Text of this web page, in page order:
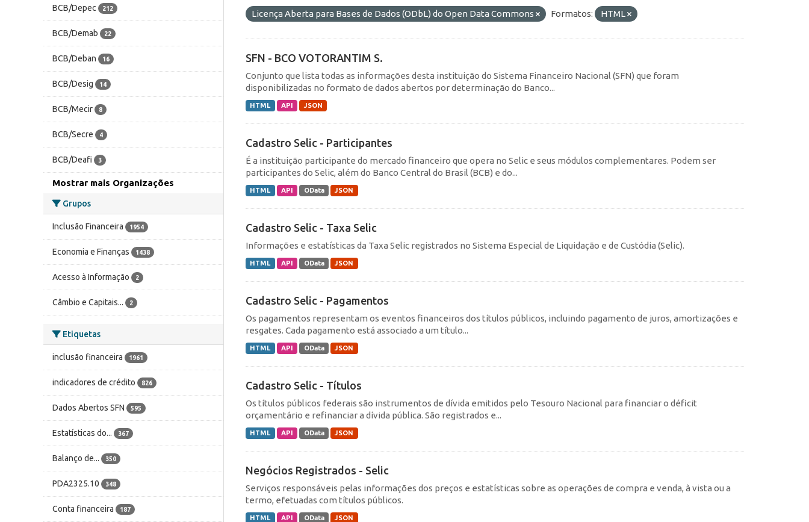
BCB/Depec 212
BCB/Demab 22
BCB/Deban 16
BCB/Desig 14
BCB/Mecir 8
BCB/Secre 4
BCB/Deafi 3
Mostrar mais Organizações
Grupos
Inclusão Financeira 1954
Economia e Finanças 1438
Acesso à Informação 2
Câmbio e Capitais... 2
Etiquetas
inclusão financeira 1961
indicadores de crédito 826
Dados Abertos SFN 595
Estatísticas do... 367
Balanço de... 350
PDA2325.10 348
Conta financeira 187
Licença Aberta para Bases de Dados (ODbL) do Open Data Commons
Formatos: HTML
SFN - BCO VOTORANTIM S.
Conjunto que lista todas as informações desta instituição do Sistema Financeiro Nacional (SFN) que foram
disponibilizadas no formato de dados abertos por determinação do Banco...
HTML API JSON
Cadastro Selic - Participantes
É a instituição participante do mercado financeiro que opera no Selic e seus módulos complementares. Podem ser
participantes do Selic, além do Banco Central do Brasil (BCB) e do...
HTML API OData JSON
Cadastro Selic - Taxa Selic
Informações e estatísticas da Taxa Selic registrados no Sistema Especial de Liquidação e de Custódia (Selic).
HTML API OData JSON
Cadastro Selic - Pagamentos
Os pagamentos representam os eventos financeiros dos títulos públicos, incluindo pagamento de juros, amortizações e
resgates. Cada pagamento está associado a um título...
HTML API OData JSON
Cadastro Selic - Títulos
Os títulos públicos federais são instrumentos de dívida emitidos pelo Tesouro Nacional para financiar o déficit
orçamentário e refinanciar a dívida pública. São registrados e...
HTML API OData JSON
Negócios Registrados - Selic
Serviços responsáveis pelas informações dos preços e estatísticas sobre as operações de compra e venda, à vista ou a
termo, efetuadas com títulos públicos.
HTML API OData JSON